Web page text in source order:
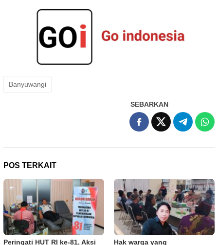
Banyuwangi
SEBARKAN
POS TERKAIT
Peringati HUT RI ke-81, Aksi Hak warga yang